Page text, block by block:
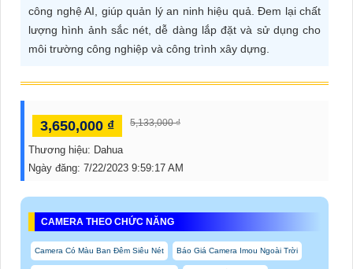
VỤcông nghệ AI, giúp quản lý an ninh hiệu quả. Đem lại chất
lượng hình ảnh sắc nét, dễ dàng lắp đặt và sử dụng cho
môi trường công nghiệp và công trình xây dựng.
3,650,000 ₫ 5,133,000 ₫
Thương hiệu: Dahua
Ngày đăng: 7/22/2023 9:59:17 AM
CAMERA THEO CHỨC NĂNG
Camera Có Màu Ban Đêm Siêu Nét Báo Giá Camera Imou Ngoài Trời